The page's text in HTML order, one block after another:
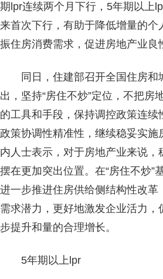
期lpr连续两个月下行，5年期以上
来首次下行，有助于降低增量的个
振住房消费需求，促进房地产业良
同日，住建部召开全国住房
出，坚持“房住不炒”定位，不把房
的工具和手段，保持调控政策连续
政策协调性精准性，继续稳妥实施
内人士表示，对于房地产业来说，
摆在更加突出位置。在“房住不炒”
进一步推进住房供给侧结构性改革
需求潜力，更好地激发企业活力，
步提升和量的合理增长。
5年期以上lpr